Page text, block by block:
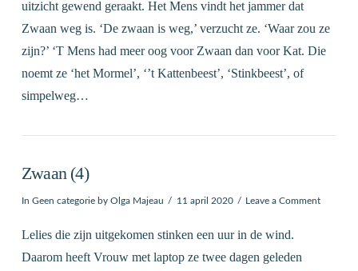
uitzicht gewend geraakt. Het Mens vindt het jammer dat
Zwaan weg is. ‘De zwaan is weg,’ verzucht ze. ‘Waar zou ze
zijn?’ ‘T Mens had meer oog voor Zwaan dan voor Kat. Die
noemt ze ‘het Mormel’, ‘’t Kattenbeest’, ‘Stinkbeest’, of
simpelweg…
Zwaan (4)
In Geen categorieby Olga Majeau 11 april 2020 Leave a Comment
Lelies die zijn uitgekomen stinken een uur in de wind.
Daarom heeft Vrouw met laptop ze twee dagen geleden